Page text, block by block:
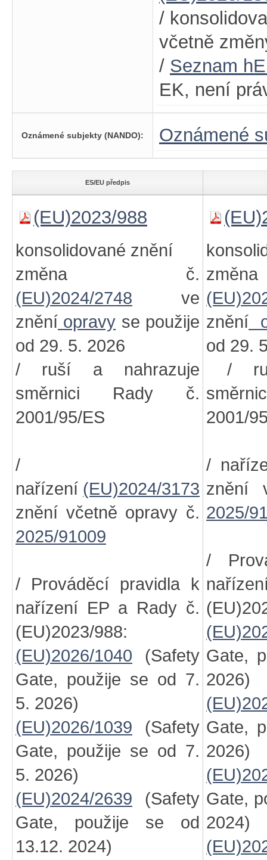
/
včetně
/ Seznam
EK, není
Oznámené subjekty (NANDO): Oznámené
ES/EU předpis
(EU)2023/988
konsolidované znění
změna č.
(EU)2024/2748 ve
znění opravy se použije
od 29. 5. 2026
/ ruší a nahrazuje
směrnici Rady č.
2001/95/ES
/
nařízení (EU)2024/3173
znění včetně opravy č.
2025/91009
/ Prováděcí pravidla k
nařízení EP a Rady č.
(EU)2023/988:
(EU)2026/1040 (Safety
Gate, použije se od 7.
5. 2026)
(EU)2026/1039 (Safety
Gate, použije se od 7.
5. 2026)
(EU)2024/2639 (Safety
Gate, použije se od
13.12. 2024)
znění
od 29.
/
2001/
/
znění
2025/
/
Gate,
2026)
Gate,
2026)
Gate,
2024)